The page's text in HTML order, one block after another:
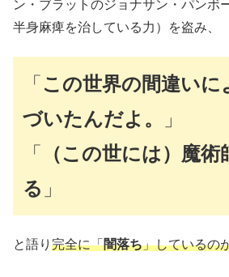
ン・ブラットのジョナサン・パンボ
半身麻痺を治している力）を盗み、
「 この世界の間違いに
づいたんだよ。
」
「
（この世には）魔
る 」
と語り 完全に「闇落ち」しているの